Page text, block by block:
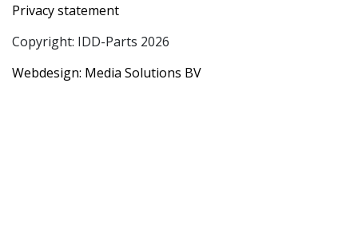
Privacy statement
Copyright: IDD-Parts 2026
Webdesign: Media Solutions BV